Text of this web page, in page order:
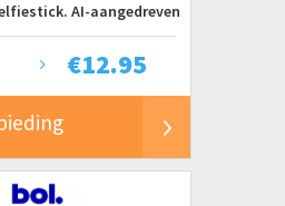
AI-aangedreven
AI selfiestick. AI-
360 graden auto-
€12.95